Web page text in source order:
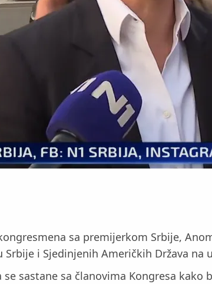
sa premijerkom Srbije,
i Sjedinjenih Američkih Država
sastane sa članovima Kongresa